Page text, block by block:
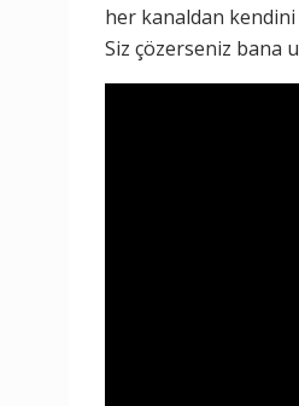
her kanaldan
Siz çözerseniz bana